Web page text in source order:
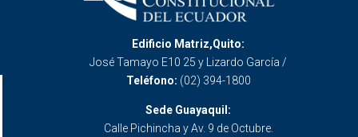
Edificio Matriz,Quito:
José Tamayo E10 25 y Lizardo García /
Teléfono: (02) 394-1800
Sede Guayaquil:
Calle Pichincha y Av. 9 de Octubre.